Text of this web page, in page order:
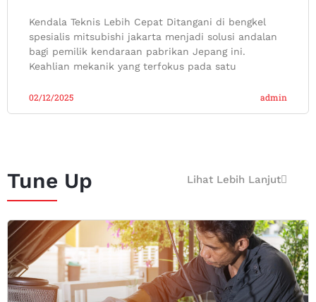
Kendala Teknis Lebih Cepat Ditangani di bengkel
spesialis mitsubishi jakarta menjadi solusi andalan
bagi pemilik kendaraan pabrikan Jepang ini.
Keahlian mekanik yang terfokus pada satu
admin
02/12/2025
Tune Up Lihat Lebih Lanjut